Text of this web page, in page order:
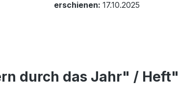
erschienen: 17.10.2025
durch das Jahr" / Heft"